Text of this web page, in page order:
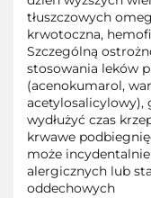
tłuszczowych
krwotoczna,
Szczególną
stosowania leków
(acenokumarol,
acetylosalicylowy),
wydłużyć czas
krwawe
może
alergicznych lub
oddechowych